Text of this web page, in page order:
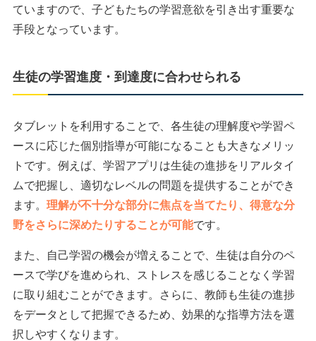
ていますので、子どもたちの学習意欲を引き出す重要な
手段となっています。
生徒の学習進度・到達度に合わせられる
タブレットを利用することで、各生徒の理解度や学習ペ
ースに応じた個別指導が可能になることも大きなメリッ
トです。例えば、学習アプリは生徒の進捗をリアルタイ
ムで把握し、適切なレベルの問題を提供することができ
ます。 理解が不十分な部分に焦点を当てたり、得意な分
野をさらに深めたりすることが可能です。
また、自己学習の機会が増えることで、生徒は自分のペ
ースで学びを進められ、ストレスを感じることなく学習
に取り組むことができます。さらに、教師も生徒の進捗
をデータとして把握できるため、効果的な指導方法を選
択しやすくなります。